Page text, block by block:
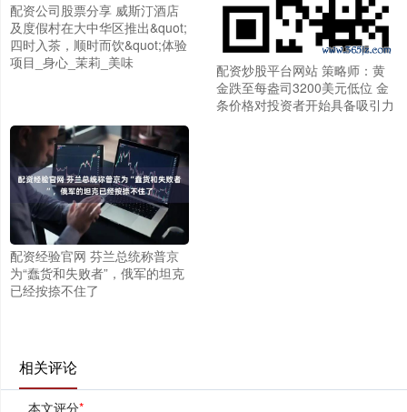
配资公司股票分享 威斯汀酒店
及度假村在大中华区推出&quot;
四时入茶，顺时而饮&quot;体验
项目_身心_茉莉_美味
配资炒股平台网站 策略师：黄
金跌至每盎司3200美元低位 金
条价格对投资者开始具备吸引力
配资经验官网 芬兰总统称普京
为“蠢货和失败者”，俄军的坦克
已经按捺不住了
相关评论
本文评分*